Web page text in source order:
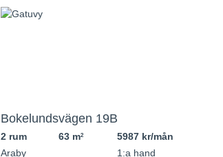
Bokelundsvägen 19B
2 rum 63 m2
5987 kr/mån
Araby
1:a hand